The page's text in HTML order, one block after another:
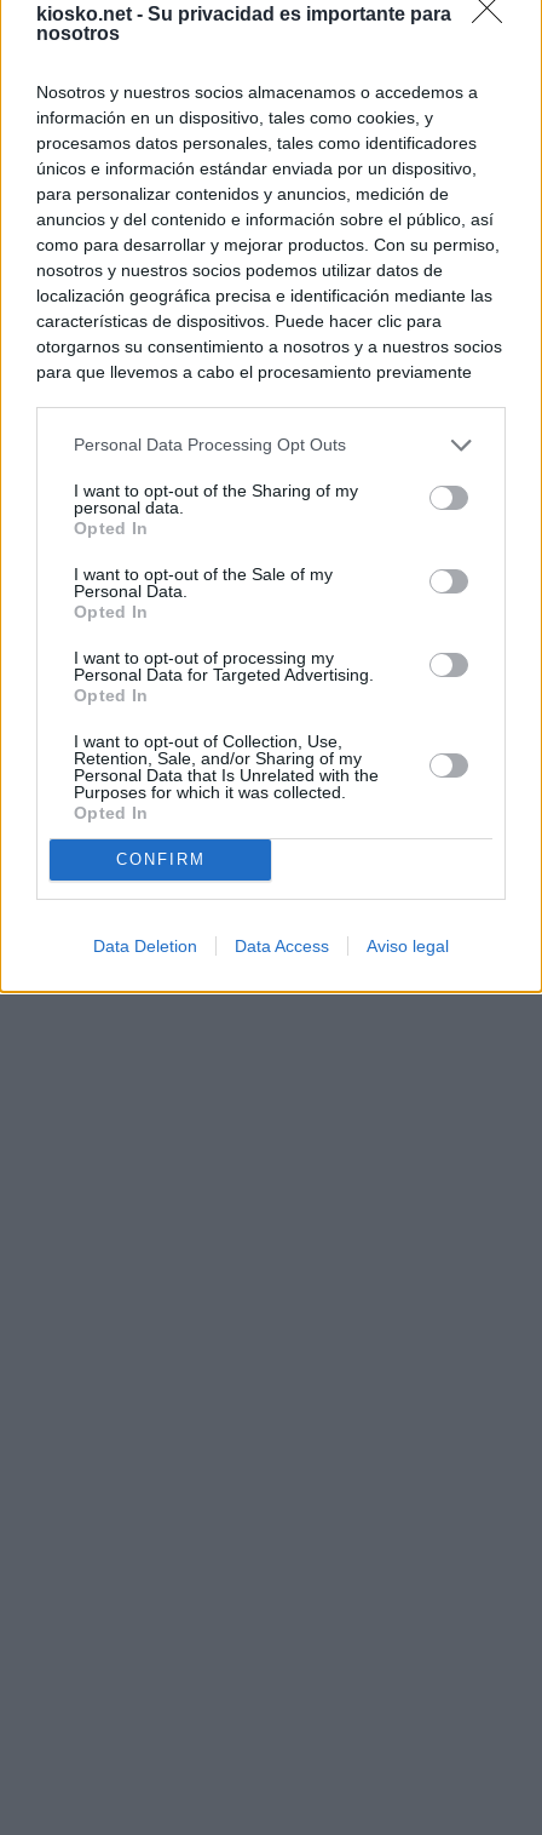
kiosko.net - Su privacidad es importante para
nosotros
Nosotros y nuestros socios almacenamos o accedemos a
información en un dispositivo, tales como cookies, y
procesamos datos personales, tales como identificadores
únicos e información estándar enviada por un dispositivo,
para personalizar contenidos y anuncios, medición de
anuncios y del contenido e información sobre el público, así
como para desarrollar y mejorar productos. Con su permiso,
nosotros y nuestros socios podemos utilizar datos de
localización geográfica precisa e identificación mediante las
características de dispositivos. Puede hacer clic para
otorgarnos su consentimiento a nosotros y a nuestros socios
para que llevemos a cabo el procesamiento previamente
negar su consentimiento. Tenga en cuenta que algún
de su consentimiento, pero usted tiene el derecho de
rechazar tal procesamiento. Sus preferencias se aplicarán
cualquier momento entrando de nuevo en este sitio web o
visitando nuestra política de privacidad.
Personal Data Processing Opt Outs
I want to opt-out of the Sharing of my
personal data.
Opted In
I want to opt-out of the Sale of my
Personal Data.
Opted In
I want to opt-out of processing my
Personal Data for Targeted Advertising.
Opted In
I want to opt-out of Collection, Use,
Retention, Sale, and/or Sharing of my
Personal Data that Is Unrelated with the
Purposes for which it was collected.
Opted In
CONFIRM
Data Deletion Data Access Aviso legal